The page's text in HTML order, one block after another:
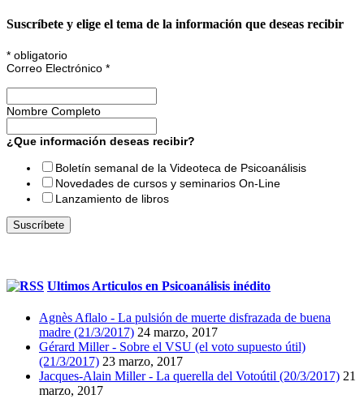
Suscríbete y elige el tema de la información que deseas recibir
* obligatorio
Correo Electrónico *
Nombre Completo
¿Que información deseas recibir?
Boletín semanal de la Videoteca de Psicoanálisis
Novedades de cursos y seminarios On-Line
Lanzamiento de libros
Ultimos Articulos en Psicoanálisis inédito
Agnès Aflalo - La pulsión de muerte disfrazada de buena
madre (21/3/2017) 24 marzo, 2017
Gérard Miller - Sobre el VSU (el voto supuesto útil)
(21/3/2017) 23 marzo, 2017
Jacques-Alain Miller - La querella del Votoútil (20/3/2017) 21
marzo, 2017